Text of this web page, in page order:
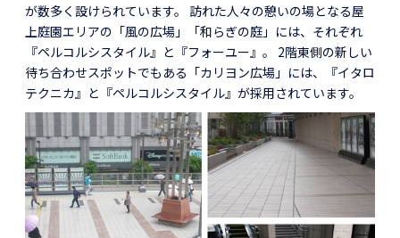
が数多く設けられています。 訪れた人々の憩いの場となる屋
上庭園エリアの「風の広場」「和らぎの庭」には、それぞれ
『ペルコルシスタイル』と『フォーユー』。 2階東側の新しい
待ち合わせスポットでもある「カリヨン広場」には、『イタロ
テクニカ』と『ペルコルシスタイル』が採用されています。